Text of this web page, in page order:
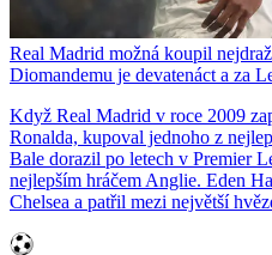
Real Madrid možná koupil
Diomandemu je devatenáct a za
Když Real Madrid v roce 2009
Ronalda, kupoval jednoho z
Bale dorazil po letech v Premier
nejlepším hráčem Anglie. Eden
Chelsea a patřil mezi největší